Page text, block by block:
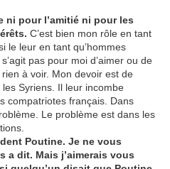
ni pour l’amitié ni pour les
C’est bien mon rôle en tant
le leur en tant qu’hommes
pas pour moi d’aimer ou de
à voir. Mon devoir est de
Syriens. Il leur incombe
compatriotes français. Dans
Le problème est dans les
Poutine. Je ne vous
a dit. Mais j’aimerais vous